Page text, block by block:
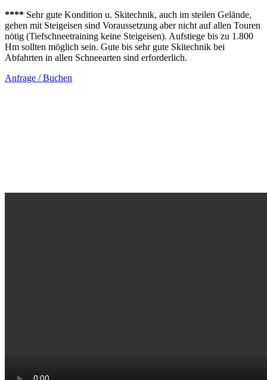
**** Sehr gute Kondition u. Skitechnik, auch im steilen Gelände,
gehen mit Steigeisen sind Voraussetzung aber nicht auf allen Touren
nötig (Tiefschneetraining keine Steigeisen). Aufstiege bis zu 1.800
Hm sollten möglich sein. Gute bis sehr gute Skitechnik bei
Abfahrten in allen Schneearten sind erforderlich.
Anfrage / Buchen